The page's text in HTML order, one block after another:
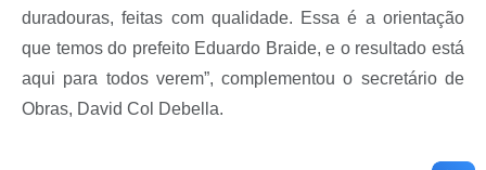
duradouras, feitas com qualidade. Essa é a orientação
que temos do prefeito Eduardo Braide, e o resultado está
aqui para todos verem”, complementou o secretário de
Obras, David Col Debella.